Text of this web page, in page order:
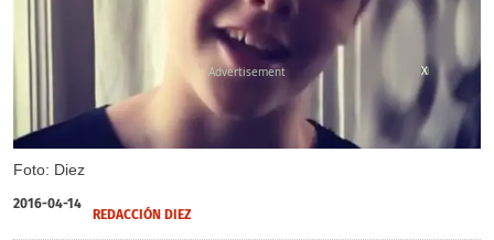
Foto: Diez
X
2016-04-14
REDACCIÓN DIEZ